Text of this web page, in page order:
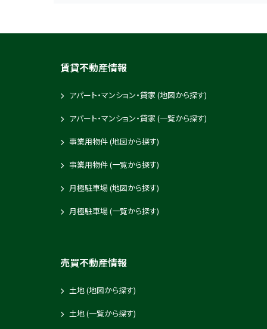
賃貸不動産情報
アパート・マンション・貸家 (地図から探す)
アパート・マンション・貸家 (一覧から探す)
事業用物件 (地図から探す)
事業用物件 (一覧から探す)
月極駐車場 (地図から探す)
月極駐車場 (一覧から探す)
売買不動産情報
土地 (地図から探す)
土地 (一覧から探す)